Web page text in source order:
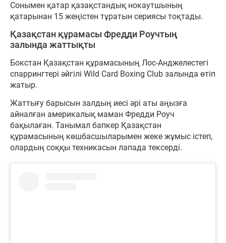
Сонымен қатар қазақстандық нокаутшының
қатарынан 15 жеңістен тұратын сериясы тоқтады.
Қазақстан құрамасы Фредди Роучтың
залында жаттықты
Бокстан Қазақстан құрамасының Лос-Анджелестегі
спаррингтері әйгілі Wild Card Boxing Club залында өтіп
жатыр.
Жаттығу барысын залдың иесі әрі аты аңызға
айналған америкалық маман Фредди Роуч
бақылаған. Танымал бапкер Қазақстан
құрамасының көшбасшыларымен жеке жұмыс істеп,
олардың соққы техникасын лапада тексерді.